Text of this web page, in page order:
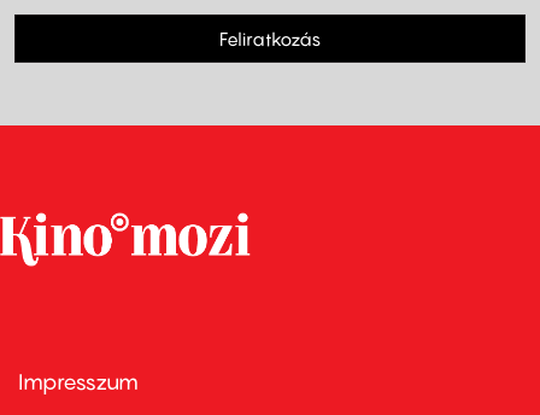
Feliratkozás
Footer
Impresszum